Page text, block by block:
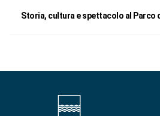
Storia, cultura e spettacolo al Parco